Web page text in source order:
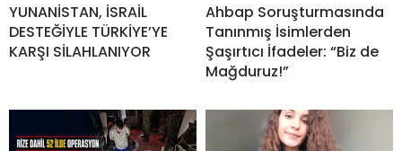
YUNANİSTAN, İSRAİL
DESTEĞİYLE TÜRKİYE’YE
KARŞI SİLAHLANIYOR
Ahbap Soruşturmasında
Tanınmış İsimlerden
Şaşırtıcı İfadeler: “Biz de
Mağduruz!”